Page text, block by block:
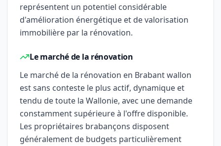
représentent un potentiel considérable
d'amélioration énergétique et de valorisation
immobilière par la rénovation.
Le marché de la rénovation
Le marché de la rénovation en Brabant wallon
est sans conteste le plus actif, dynamique et
tendu de toute la Wallonie, avec une demande
constamment supérieure à l'offre disponible.
Les propriétaires brabançons disposent
généralement de budgets particulièrement